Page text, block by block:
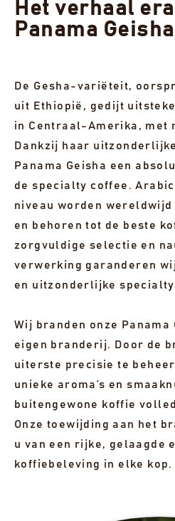
complexe koffie met
geroosterde, graanachtige
2 UITVERKOCHTE
Het verhaal
Panama Geisha
De Gesha-variëteit,
uit Ethiopië, gedijt
in Centraal-Amerika, met
Dankzij haar
Panama Geisha een
de specialty coffee.
niveau worden wereldwijd
en behoren tot de beste
zorgvuldige selectie en
verwerking garanderen
en uitzonderlijke
Wij branden onze Panama
eigen branderij. Door de
uiterste precisie te
unieke aroma’s en
buitengewone koffie
Onze toewijding aan het
u van een rijke, gelaagde
koffiebeleving in elke kop.